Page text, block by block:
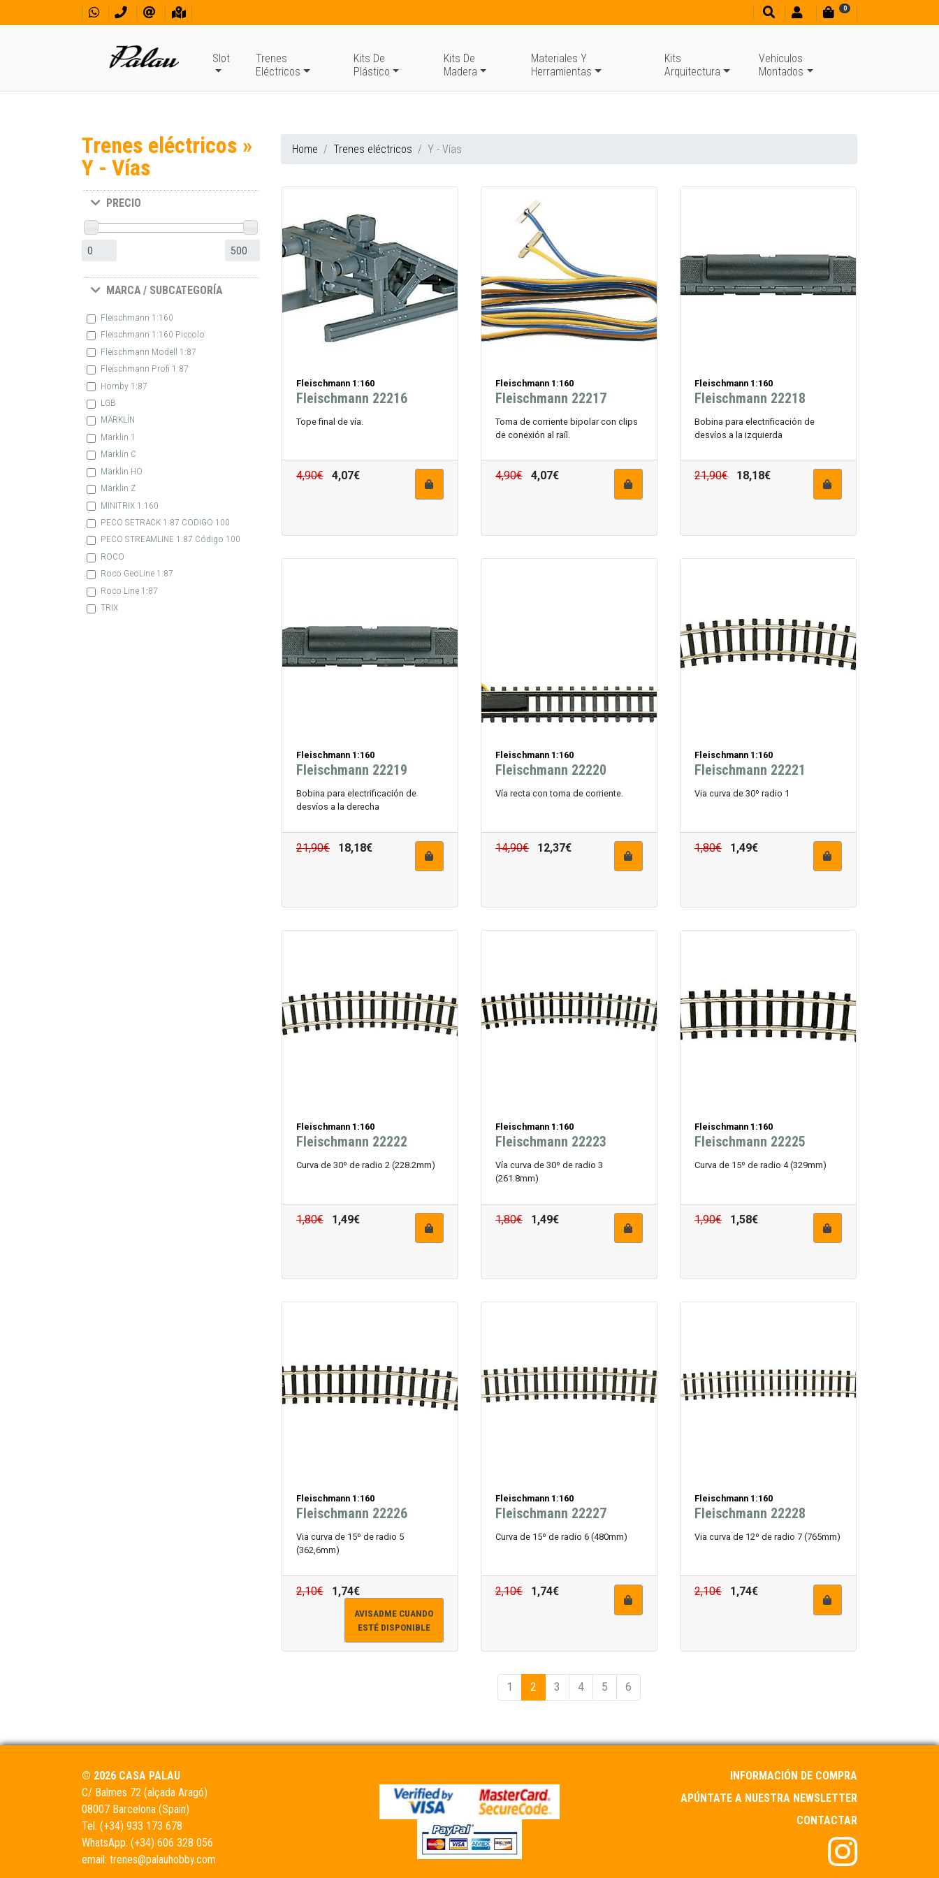
0
Slot
Trenes
Eléctricos
Kits De
Plástico
Kits De
Madera
Materiales Y
Herramientas
Kits
Arquitectura
Vehículos
Montados
Trenes eléctricos »
Y - Vías
PRECIO
MARCA / SUBCATEGORÍA
Fleischmann 1:160
Fleischmann 1:160 Piccolo
Fleischmann Modell 1:87
Fleischmann Profi 1:87
Hornby 1:87
LGB
MÄRKLÍN
Märklin 1
Märklín C
Märklin HO
Märklin Z
MINITRIX 1:160
PECO SETRACK 1:87 CODIGO 100
PECO STREAMLINE 1:87 Código 100
ROCO
Roco GeoLine 1:87
Roco Line 1:87
TRIX
Home Trenes eléctricos Y - Vías
Fleischmann 1:160
Fleischmann 22216
Tope final de vía.
4,90€ 4,07€
Fleischmann 1:160
Fleischmann 22217
Toma de corriente bipolar con clips
de conexión al raíl.
4,90€ 4,07€
Fleischmann 1:160
Fleischmann 22218
Bobina para electrificación de
desvíos a la izquierda
21,90€ 18,18€
Fleischmann 1:160
Fleischmann 22219
Bobina para electrificación de
desvíos a la derecha
21,90€ 18,18€
Fleischmann 1:160
Fleischmann 22220
Vía recta con toma de corriente.
14,90€ 12,37€
Fleischmann 1:160
Fleischmann 22221
Via curva de 30º radio 1
1,80€ 1,49€
Fleischmann 1:160
Fleischmann 22222
Curva de 30º de radio 2 (228.2mm)
1,80€ 1,49€
Fleischmann 1:160
Fleischmann 22223
Vía curva de 30º de radio 3
(261.8mm)
1,80€ 1,49€
Fleischmann 1:160
Fleischmann 22225
Curva de 15º de radio 4 (329mm)
1,90€ 1,58€
Fleischmann 1:160
Fleischmann 22226
Via curva de 15º de radio 5
(362,6mm)
2,10€ 1,74€
AVISADME CUANDO
ESTÉ DISPONIBLE
Fleischmann 1:160
Fleischmann 22227
Curva de 15º de radio 6 (480mm)
2,10€ 1,74€
Fleischmann 1:160
Fleischmann 22228
Via curva de 12º de radio 7 (765mm)
2,10€ 1,74€
1 2 3 4 5 6
© 2026 CASA PALAU
C/ Balmes 72 (alçada Aragó)
08007 Barcelona (Spain)
Tel. (+34) 933 173 678
WhatsApp: (+34) 606 328 056
email: trenes@palauhobby.com
INFORMACIÓN DE COMPRA
APÚNTATE A NUESTRA NEWSLETTER
CONTACTAR